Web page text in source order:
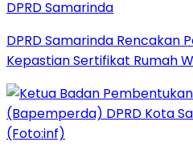
DPRD Samarinda
DPRD Samarinda Rencakan
Kepastian Sertifikat Rumah